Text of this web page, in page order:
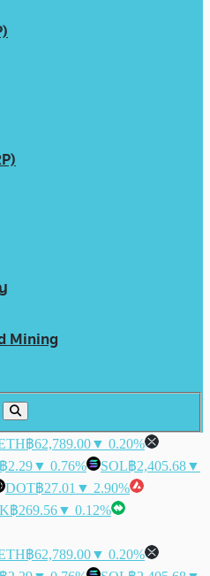
Mining
฿62,789.00▼ 0.20%
฿2.29▼ 0.76% SOL฿2,405.68▼
DOT฿27.01 ▼ 2.90%
฿269.56▼ 0.12%
฿62,789.00▼ 0.20%